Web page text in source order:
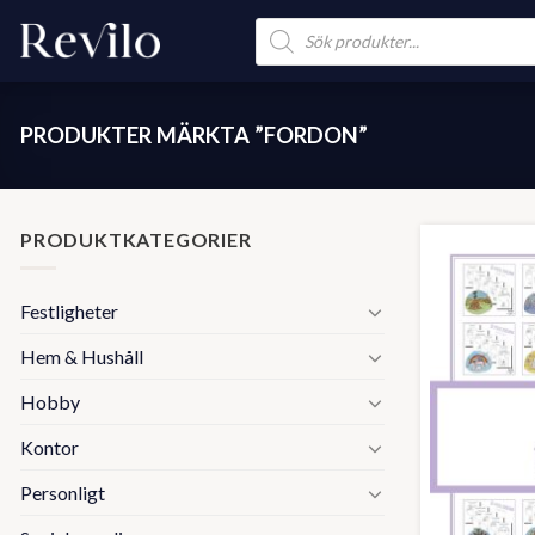
Products
search
PRODUKTER MÄRKTA ”FORDON”
PRODUKTKATEGORIER
Festligheter
Hem & Hushåll
Hobby
Kontor
Personligt